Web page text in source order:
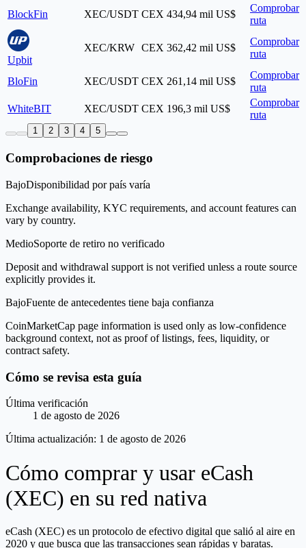
BlockFin XEC/USDT CEX 434,94 mil US$
Comprobar
ruta
Upbit
XEC/KRW CEX 362,42 mil US$
Comprobar
ruta
BloFin XEC/USDT CEX 261,14 mil US$
Comprobar
ruta
WhiteBIT
XEC/USDT CEX 196,3 mil US$
Comprobar
ruta
1 2 3 4 5
Comprobaciones de riesgo
BajoDisponibilidad por país varía
Exchange availability, KYC requirements, and account features can
vary by country.
MedioSoporte de retiro no verificado
Deposit and withdrawal support is not verified unless a route source
explicitly provides it.
BajoFuente de antecedentes tiene baja confianza
CoinMarketCap page information is used only as low-confidence
background context, not as proof of listings, fees, liquidity, or
contract safety.
Cómo se revisa esta guía
Última verificación
1 de agosto de 2026
Última actualización: 1 de agosto de 2026
Cómo comprar y usar eCash
(XEC) en su red nativa
eCash (XEC) es un protocolo de efectivo digital que salió al aire en
2020 y que busca que las transacciones sean rápidas y baratas.